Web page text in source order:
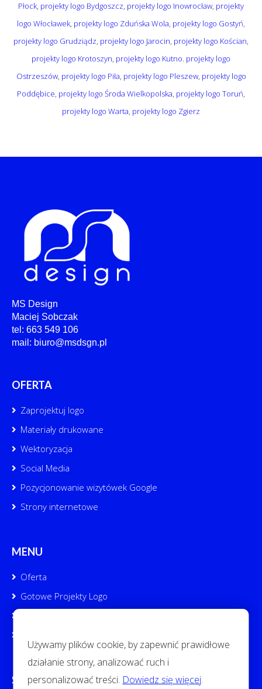
Płock, projekty logo Bydgoszcz, projekty logo Inowrocław, projekty
logo Włocławek, projekty logo Zduńska Wola, projekty logo Gostyń,
projekty logo Grudziądz, projekty logo Jarocin, projekty logo Kościan,
projekty logo Krotoszyn, projekty logo Kutno. projekty logo
Ostrzeszów, projekty logo Piła, projekty logo Pleszew, projekty logo
Poddębice, projekty logo Środa Wielkopolska, projekty logo Toruń,
projekty logo Warta, projekty logo Zgierz
MS Design
Maciej Sobczak
tel: 663 549 106
mail: biuro@msdsgn.pl
OFERTA
Zaprojektuj logo
Materiały drukowane
Wektoryzacja
Social Media
Pozycjonowanie wizytówek Google
Strony internetowe
MENU
Oferta
Gotowe Projekty Logo
SOCIAL MEDIA
Używamy plików cookie, by zapewnić prawidłowe
działanie strony, analizować ruch i
personalizować treści. Dowiedz się więcej.